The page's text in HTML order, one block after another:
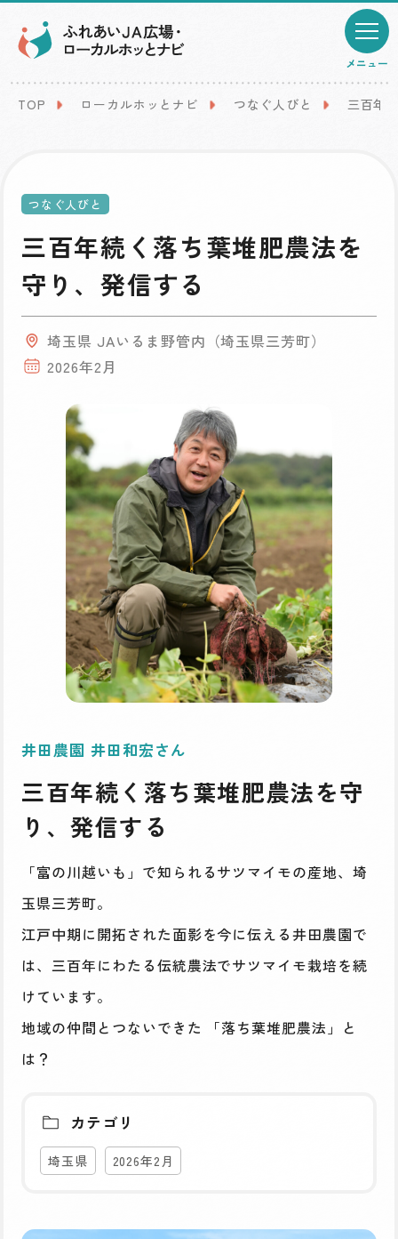
メニュー
TOP ローカルホッとナビ つなぐ人びと 三百年
つなぐ人びと
三百年続く落ち葉堆肥農法を
守り、発信する
埼玉県 JAいるま野管内（埼玉県三芳町）
2026年2月
井田農園 井田和宏さん
三百年続く落ち葉堆肥農法を守
り、発信する
「富の川越いも」で知られるサツマイモの産地、埼
玉県三芳町。
江戸中期に開拓された面影を今に伝える井田農園で
は、三百年にわたる伝統農法でサツマイモ栽培を続
けています。
地域の仲間とつないできた 「落ち葉堆肥農法」と
は？
カテゴリ
埼玉県 2026年2月